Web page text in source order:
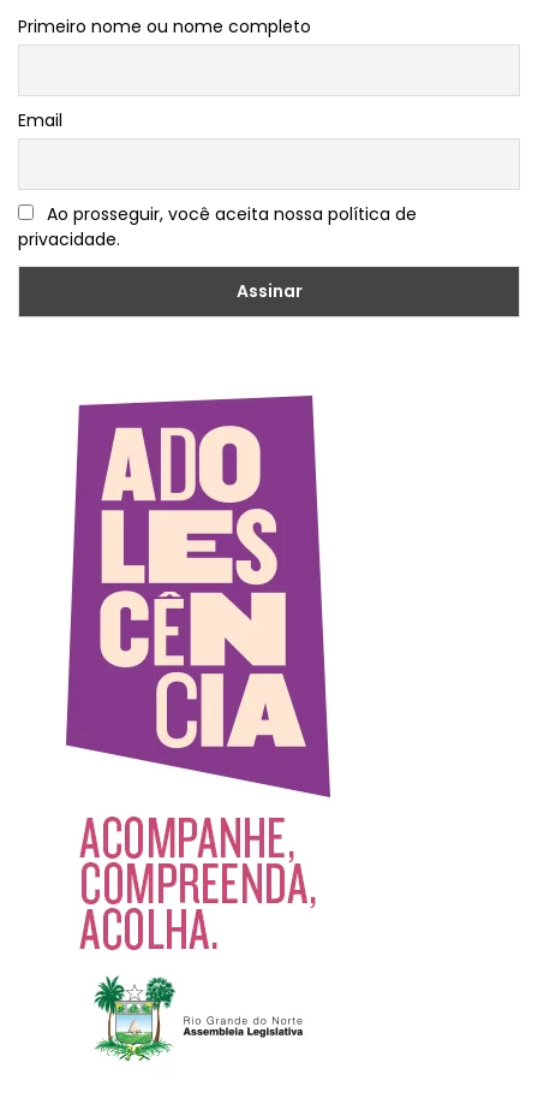
Primeiro nome ou nome completo
Email
Ao prosseguir, você aceita nossa política de
privacidade.